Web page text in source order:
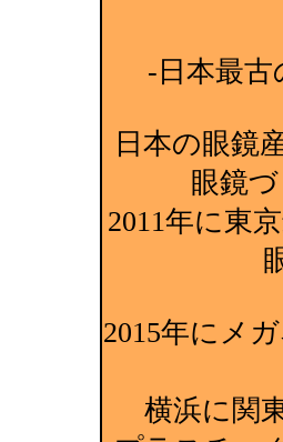
-日本最古
日本の眼鏡
眼鏡
2011年に東
2015年にメ
横浜に関